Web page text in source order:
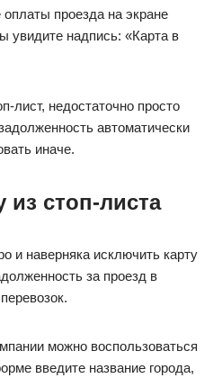
проезда на экране
увидите надпись: «Карта в
лист, недостаточно просто
автоматически
иначе.
из стоп-листа
и наверняка исключить карту
за проезд в
можно воспользоваться
введите название города,